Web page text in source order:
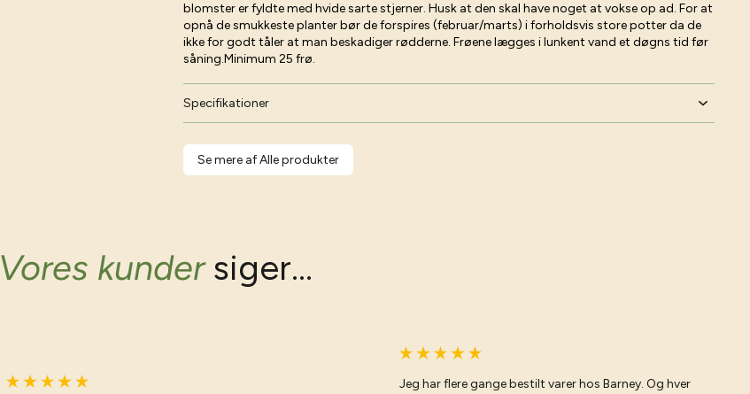
blomster er fyldte med hvide sarte stjerner. Husk at den skal have noget at vokse op ad. For at
opnå de smukkeste planter bør de forspires (februar/marts) i forholdsvis store potter da de
ikke for godt tåler at man beskadiger rødderne. Frøene lægges i lunkent vand et døgns tid før
såning.Minimum 25 frø.
Specifikationer
Se mere af Alle produkter
Vores kundersiger...
Jeg har flere gange bestilt varer hos Barney. Og hver